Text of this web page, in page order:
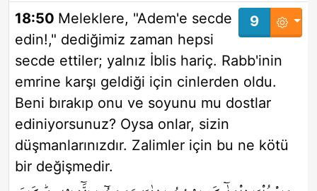
9
18:50 Meleklere, "Adem'e secde
edin!," dediğimiz zaman hepsi
secde ettiler; yalnız İblis hariç. Rabb'inin
emrine karşı geldiği için cinlerden oldu.
Beni bırakıp onu ve soyunu mu dostlar
ediniyorsunuz? Oysa onlar, sizin
düşmanlarınızdır. Zalimler için bu ne kötü
bir değişmedir.